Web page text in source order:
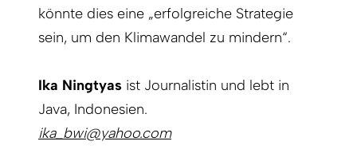
könnte dies eine „erfolgreiche Strategie
sein, um den Klimawandel zu mindern“.
Ika Ningtyas ist Journalistin und lebt in
Java, Indonesien.
ika_bwi@yahoo.com